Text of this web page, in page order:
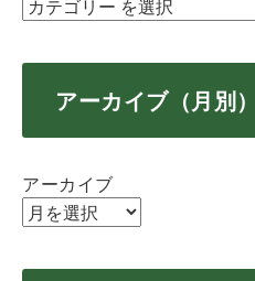
アーカイブ（月別）
アーカイブ